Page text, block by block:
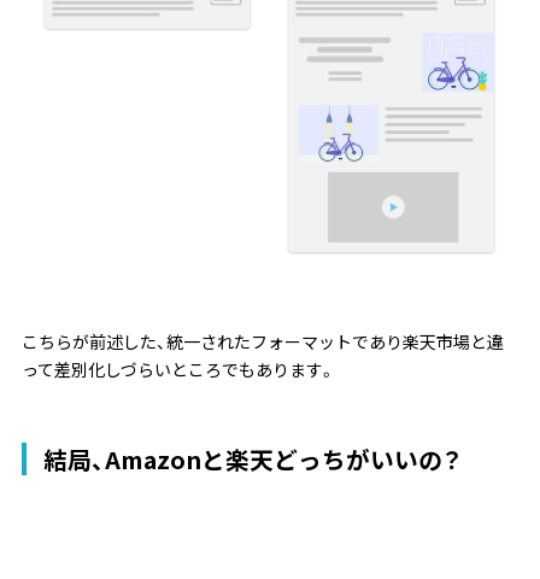
こちらが前述した、統一されたフォーマットであり楽天市場と違
って差別化しづらいところでもあります。
結局、Amazonと楽天どっちがいいの？